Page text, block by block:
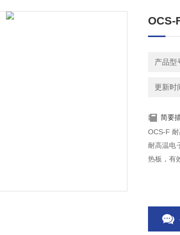
OCS-
产品型
更新时
简要
OCS-F
耐高温电
热板，有